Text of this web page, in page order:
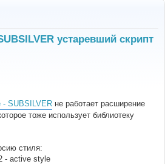
устаревший скрипт
- SUBSILVER не работает расширение
тоже использует библиотеку
стиля:
- active style